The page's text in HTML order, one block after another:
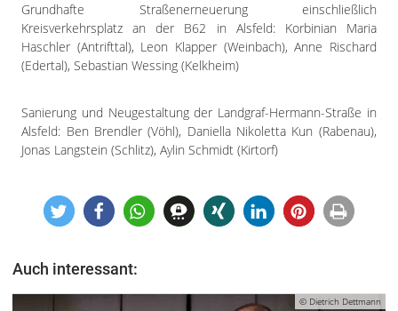
Grundhafte Straßenerneuerung einschließlich
Kreisverkehrsplatz an der B62 in Alsfeld: Korbinian Maria
Haschler (Antrifttal), Leon Klapper (Weinbach), Anne Rischard
(Edertal), Sebastian Wessing (Kelkheim)
Sanierung und Neugestaltung der Landgraf-Hermann-Straße in
Alsfeld: Ben Brendler (Vöhl), Daniella Nikoletta Kun (Rabenau),
Jonas Langstein (Schlitz), Aylin Schmidt (Kirtorf)
Auch interessant:
© Dietrich Dettmann